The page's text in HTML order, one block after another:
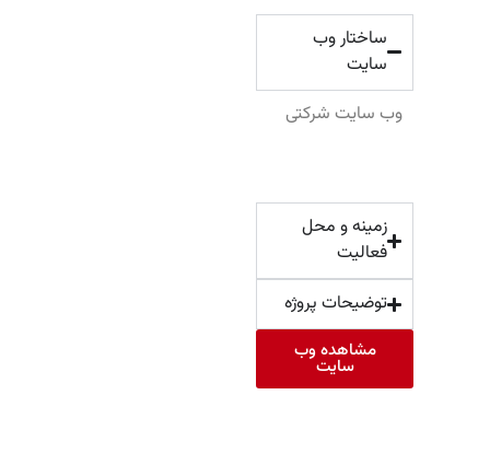
ساختار وب
سایت
وب سایت شرکتی
زمینه و محل
فعالیت
توضیحات پروژه
مشاهده وب
سایت